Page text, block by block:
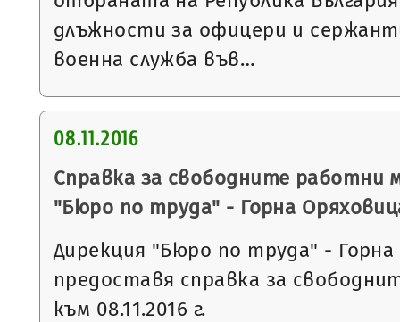
длъжности за офицери и
военна служба във…
08.11.2016
Справка за свободните работни
"Бюро по труда" - Горна
Дирекция "Бюро по труда" -
предоставя справка за
към 08.11.2016 г.